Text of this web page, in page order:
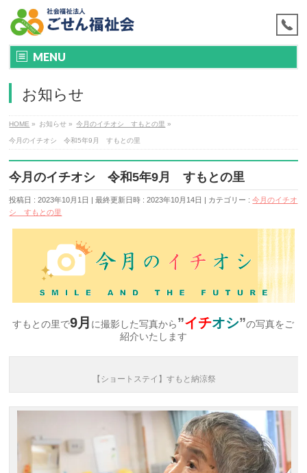
MENU
お知らせ
HOME » お知らせ » 今月のイチオシ すもとの里 »
今月のイチオシ 令和5年9月 すもとの里
今月のイチオシ 令和5年9月 すもとの里
投稿日 : 2023年10月1日 最終更新日時 : 2023年10月14日 カテゴリー :今月のイチオ
シ すもとの里
すもとの里で9月 に撮影した写真から”イチオシ”の写真をご
紹介いたします
【ショートステイ】すもと納涼祭